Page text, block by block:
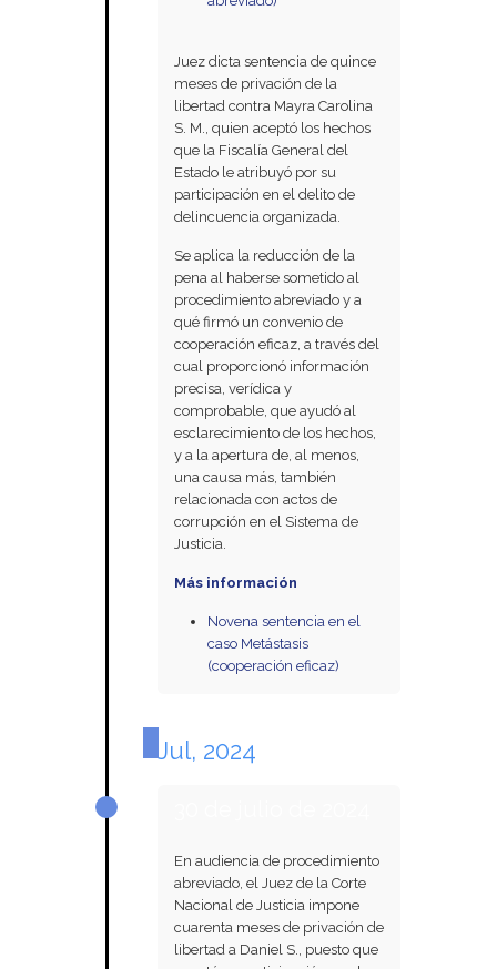
Juez dicta sentencia de quince
meses de privación de la
libertad contra Mayra Carolina
S. M., quien aceptó los hechos
que la Fiscalía General del
Estado le atribuyó por su
participación en el delito de
delincuencia organizada.
Se aplica la reducción de la
pena al haberse sometido al
procedimiento abreviado y a
qué firmó un convenio de
cooperación eficaz, a través del
cual proporcionó información
precisa, verídica y
comprobable, que ayudó al
esclarecimiento de los hechos,
y a la apertura de, al menos,
una causa más, también
relacionada con actos de
corrupción en el Sistema de
Justicia.
Más información
Novena sentencia en el
caso Metástasis
(cooperación eficaz)
Jul, 2024
En audiencia de procedimiento
abreviado, el Juez de la Corte
Nacional de Justicia impone
cuarenta meses de privación de
libertad a Daniel S., puesto que